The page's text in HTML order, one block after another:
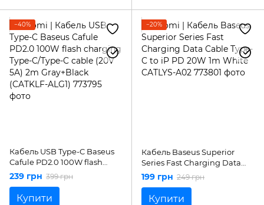
−40%
Кабель USB Type-C Baseus
Cafule PD2.0 100W flash
charging Type-C/Type-C
cable (20V 5A) 2m
Gray+Black (CATKLF-ALG1)
239 грн 399 грн
Купити
−20%
Кабель Baseus Superior
Series Fast Charging Data
Cable Type-C to iP PD 20W
1m White CATLYS-A02
199 грн 249 грн
Купити